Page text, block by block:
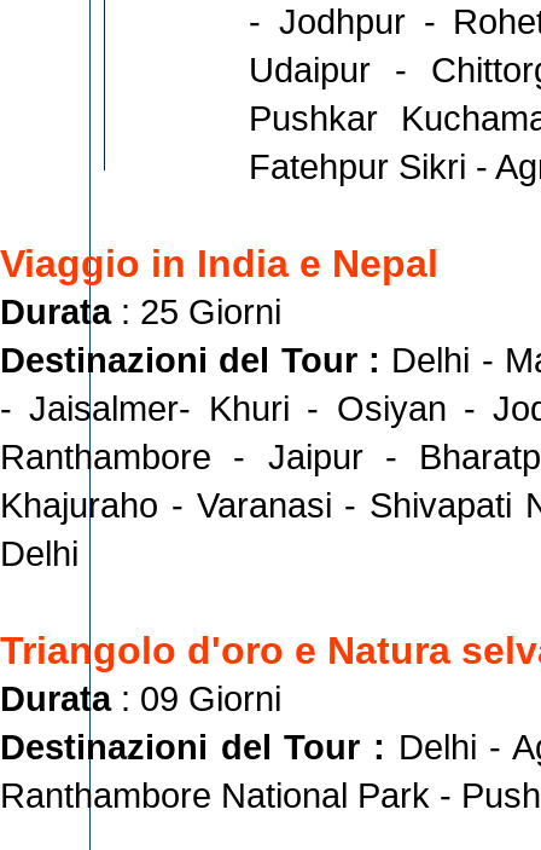
- Jodhpur -
Udaipur -
Pushkar
Fatehpur Sikri -
Viaggio in India e Nepal
Durata: 25 Giorni
Destinazioni del Tour : Delhi -
- Jaisalmer- Khuri - Osiyan -
Ranthambore - Jaipur -
Khajuraho - Varanasi - Shivapati
Delhi
Triangolo d'oro e Natura
Durata: 09 Giorni
Destinazioni del Tour : Delhi -
Ranthambore National Park -